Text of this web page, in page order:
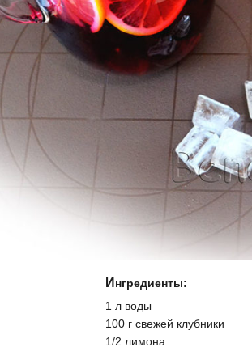
Ингредиенты:
1 л воды
100 г свежей клубники
1/2 лимона